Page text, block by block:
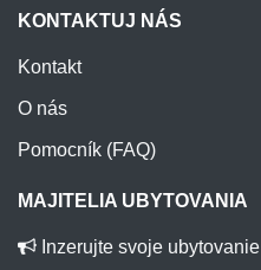
KONTAKTUJ NÁS
Kontakt
O nás
Pomocník (FAQ)
MAJITELIA UBYTOVANIA
Inzerujte svoje ubytovanie